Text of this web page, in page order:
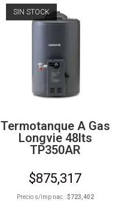
SIN STOCK
Termotanque A Gas
Longvie 48lts
TP350AR
$875,317
Precio s/imp nac.:$723,402